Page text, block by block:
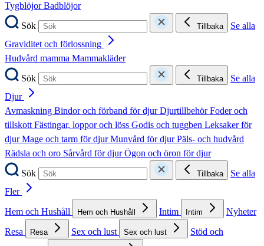
TygblöjorBadblöjor
Sök
Tillbaka
Se alla
Graviditet och förlossning
Hudvård mamma Mammakläder
Sök
Tillbaka
Se alla
Djur
Avmaskning Bindor och förband för djurDjurtillbehörFoder och
tillskottFästingar, loppor och löss Godis och tuggben Leksaker för
djurMage och tarm för djurMunvård för djurPäls- och hudvård
Rädsla och oro Sårvård för djurÖgon och öron för djur
Sök
Tillbaka
Se alla
Fler
Hem och Hushåll
Hem och Hushåll Intim Intim
Nyheter
Resa
Resa Sex och lust Sex och lust
Stöd och